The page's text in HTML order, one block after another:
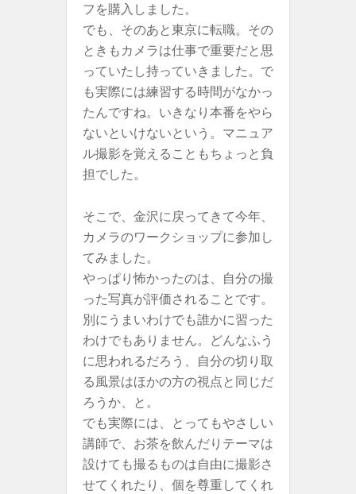
フを購入しました。
でも、そのあと東京に転職。その
ときもカメラは仕事で重要だと思
っていたし持っていきました。で
も実際には練習する時間がなかっ
たんですね。いきなり本番をやら
ないといけないという。マニュア
ル撮影を覚えることもちょっと負
担でした。
そこで、金沢に戻ってきて今年、
カメラのワークショップに参加し
てみました。
やっぱり怖かったのは、自分の撮
った写真が評価されることです。
別にうまいわけでも誰かに習った
わけでもありません。どんなふう
に思われるだろう、自分の切り取
る風景はほかの方の視点と同じだ
ろうか、と。
でも実際には、とってもやさしい
講師で、お茶を飲んだりテーマは
設けても撮るものは自由に撮影さ
せてくれたり、個を尊重してくれ